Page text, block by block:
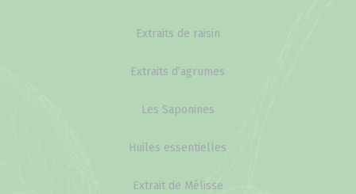
Extraits de raisin
Extraits d’agrumes
Les Saponines
Huiles essentielles
Extrait de Mélisse